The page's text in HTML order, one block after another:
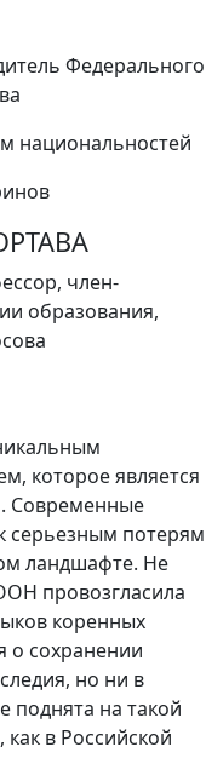
Федерального
национальностей
член-
образования,
которое является
Современные
серьезным потерям
ландшафте. Не
провозгласила
коренных
о сохранении
но ни в
поднята на такой
в Российской